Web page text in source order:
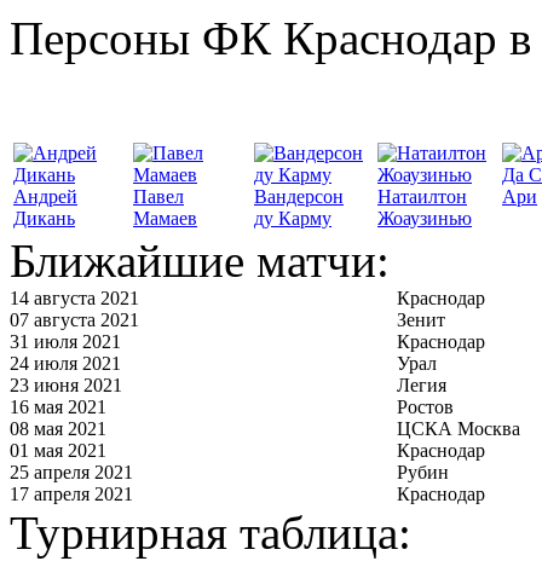
Персоны ФК Краснодар в
Андрей
Дикань
Павел
Мамаев
Вандерсон
ду Карму
Натаилтон
Жоаузинью
Да
Ари
Ближайшие матчи:
14 августа 2021
Краснодар
07 августа 2021
Зенит
31 июля 2021
Краснодар
24 июля 2021
Урал
23 июня 2021
Легия
16 мая 2021
Ростов
08 мая 2021
ЦСКА Москва
01 мая 2021
Краснодар
25 апреля 2021
Рубин
17 апреля 2021
Краснодар
Турнирная таблица: